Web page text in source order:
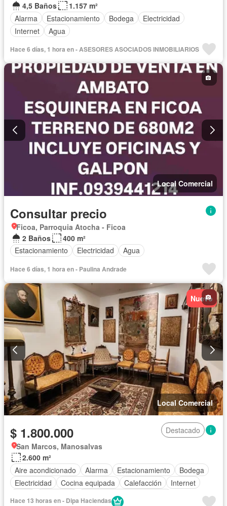
4,5 Baños
1.157 m²
Alarma
Estacionamiento Bodega
Electricidad
Internet
Agua
Hace 6 días, 1 hora en - ASESORES ASOCIADOS INMOBILIARIOS
Local Comercial
Consultar precio
Ficoa, Parroquia Atocha - Ficoa
2 Baños
400 m²
Estacionamiento
Electricidad Agua
Hace 6 días, 1 hora en - Paulina Andrade
Nuevo
Local Comercial
$ 1.800.000
Destacado
San Marcos, Manosalvas
2.600 m²
Aire acondicionado
Alarma Estacionamiento
Bodega
Electricidad
Cocina equipada Calefacción
Internet
Completamente amoblado
Hace 13 horas en - Dipa Haciendas